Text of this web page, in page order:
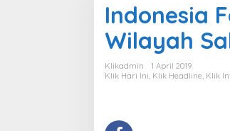
Indonesia
Wilayah
Klikadmin
1 April 2019
Klik Hari Ini, Klik Headline, Klik